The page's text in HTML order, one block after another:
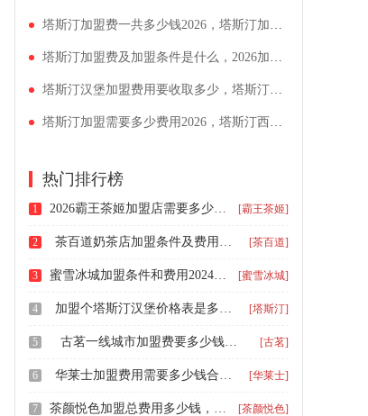
塔斯汀加盟费一共多少钱2026，塔斯汀加盟要满足什么条件
塔斯汀加盟费及加盟条件是什么，2026加盟塔斯汀需要多少资金
塔斯汀汉堡加盟费用要收取多少，塔斯汀汉堡加盟费价格表
塔斯汀加盟需要多少费用2026，塔斯汀西式快餐店详细加盟流程
热门排行榜
1 2026霸王茶姬加盟店需要多少钱，霸王茶姬饮品加盟多少钱 [霸王茶姬]
2 茶百道奶茶店加盟条件及费用表，茶百道加盟一个店需要多少钱 [茶百道]
3 蜜雪冰城加盟条件和费用2024，蜜雪冰城加盟费用是多少 [蜜雪冰城]
4 加盟个塔斯汀汉堡价格表是多少，塔斯汀怎么样加盟费多少钱 [塔斯汀]
5 古茗一线城市加盟费要多少钱，古茗加盟费及加盟条件 [古茗]
6 华莱士加盟费用需要多少钱合适，华莱士全鸡汉堡加盟费条件和费用 [华莱士]
7 茶颜悦色加盟总费用多少钱，2026茶颜悦色怎么加盟 [茶颜悦色]